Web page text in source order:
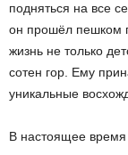
подняться на все
он прошёл пешком
жизнь не только
сотен гор. Ему
уникальные
В настоящее время